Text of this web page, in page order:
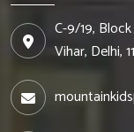
C-9/19,
Vihar, Delhi,